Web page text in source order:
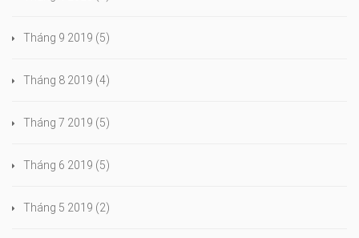
Tháng 9 2019 (5)
Tháng 8 2019 (4)
Tháng 7 2019 (5)
Tháng 6 2019 (5)
Tháng 5 2019 (2)